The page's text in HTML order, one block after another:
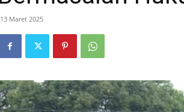
13 Maret 2025